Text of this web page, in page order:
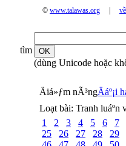
© www.talawas.org
tìm
(dùng Unicode hoặc
Äiá»ƒm nÃ³ng
Loạt bài: Tranh luáº­n
1
2 3 4 5 6 7
25
26 27 28 29